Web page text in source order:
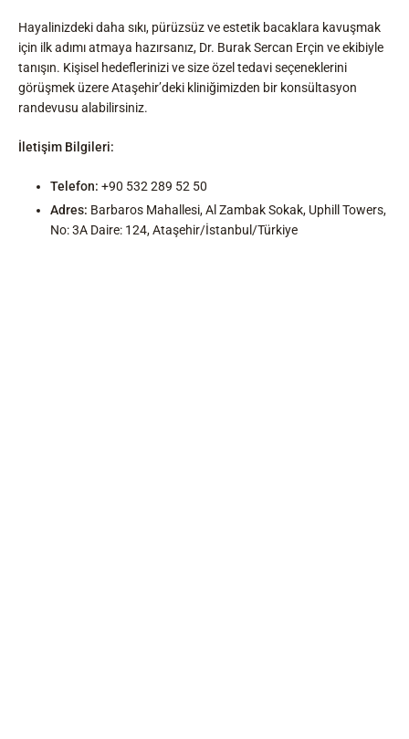
Hayalinizdeki daha sıkı, pürüzsüz ve estetik bacaklara kavuşmak
için ilk adımı atmaya hazırsanız, Dr. Burak Sercan Erçin ve ekibiyle
tanışın. Kişisel hedeflerinizi ve size özel tedavi seçeneklerini
görüşmek üzere Ataşehir’deki kliniğimizden bir konsültasyon
randevusu alabilirsiniz.
İletişim Bilgileri:
Telefon: +90 532 289 52 50
Adres: Barbaros Mahallesi, Al Zambak Sokak, Uphill Towers,
No: 3A Daire: 124, Ataşehir/İstanbul/Türkiye